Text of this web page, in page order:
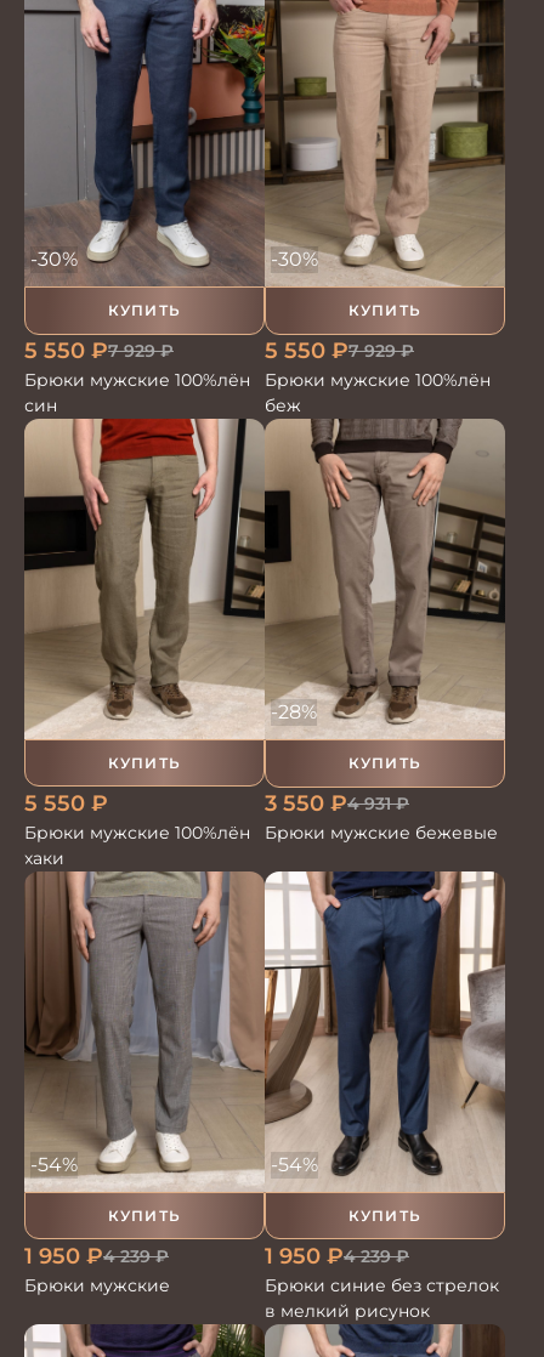
КУПИТЬ
-30%
5 550 ₽7 929₽
Брюки мужские 100%лён
син
КУПИТЬ
-30%
5 550 ₽7 929₽
Брюки мужские 100%лён
беж
КУПИТЬ
5 550 ₽
Брюки мужские 100%лён
хаки
КУПИТЬ
-28%
3 550 ₽4 931₽
Брюки мужские бежевые
КУПИТЬ
-54%
1 950 ₽4 239₽
Брюки мужские
КУПИТЬ
-54%
1 950 ₽4 239₽
Брюки синие без стрелок
в мелкий рисунок